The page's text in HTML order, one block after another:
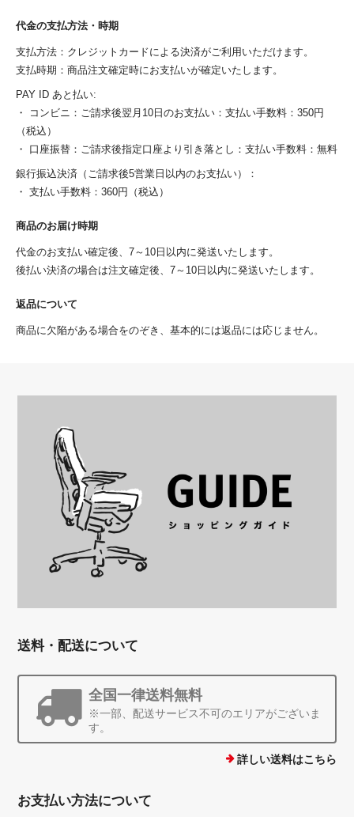
代金の支払方法・時期
支払方法：クレジットカードによる決済がご利用いただけます。
支払時期：商品注文確定時にお支払いが確定いたします。
PAY ID あと払い:
・ コンビニ：ご請求後翌月10日のお支払い：支払い手数料：350円
（税込）
・ 口座振替：ご請求後指定口座より引き落とし：支払い手数料：無料
銀行振込決済（ご請求後5営業日以内のお支払い）：
・ 支払い手数料：360円（税込）
商品のお届け時期
代金のお支払い確定後、7～10日以内に発送いたします。
後払い決済の場合は注文確定後、7～10日以内に発送いたします。
返品について
商品に欠陥がある場合をのぞき、基本的には返品には応じません。
送料・配送について
全国一律送料無料
※一部、配送サービス不可のエリアがございま
す。
詳しい送料はこちら
お支払い方法について